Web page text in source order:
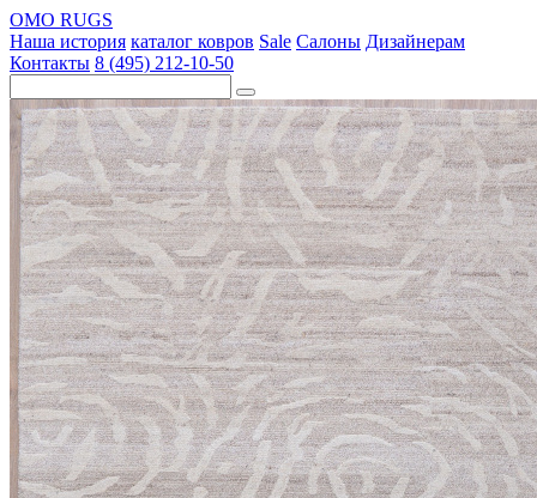
OMO RUGS
Наша история каталог ковров Sale Салоны Дизайнерам
Контакты 8 (495) 212-10-50